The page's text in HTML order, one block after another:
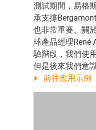
測試期間，易格
承支撐
也非常重要。關
球產品經理René
驗階段，我們使
但是後來我們意
前往應用示例